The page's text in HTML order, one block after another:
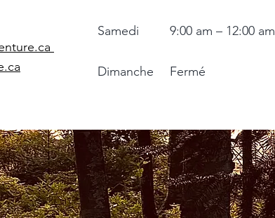
Samedi 9:00 am – 12:00 am
Dimanche Fermé